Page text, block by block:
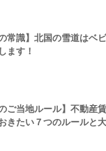
の常識】北国の雪道はベ
ます！
のご当地ルール】不動産
きたい７つのルールと